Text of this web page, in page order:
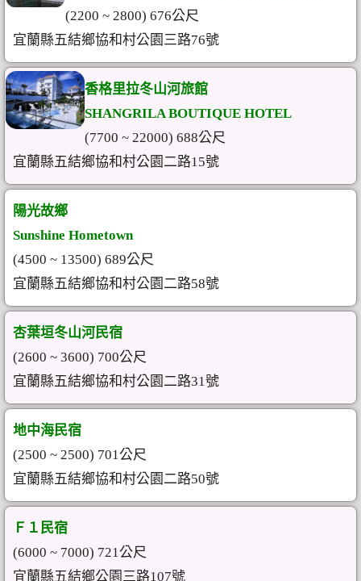
(2200 ~ 2800) 676公尺
宜蘭縣五結鄉協和村公園三路76號
香格里拉冬山河旅館
SHANGRILA BOUTIQUE HOTEL
(7700 ~ 22000) 688公尺
宜蘭縣五結鄉協和村公園二路15號
陽光故鄉
Sunshine Hometown
(4500 ~ 13500) 689公尺
宜蘭縣五結鄉協和村公園二路58號
杏葉垣冬山河民宿
(2600 ~ 3600) 700公尺
宜蘭縣五結鄉協和村公園二路31號
地中海民宿
(2500 ~ 2500) 701公尺
宜蘭縣五結鄉協和村公園二路50號
Ｆ１民宿
(6000 ~ 7000) 721公尺
宜蘭縣五結鄉公園三路107號